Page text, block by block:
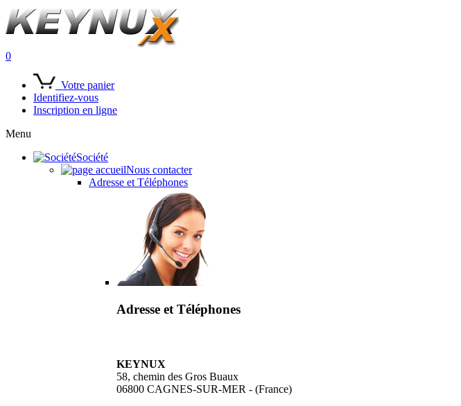
0
Votre panier
Identifiez-vous
Inscription en ligne
Menu
Société
Nous contacter
Adresse et Téléphones
Adresse et Téléphones
KEYNUX
58, chemin des Gros Buaux
06800 CAGNES-SUR-MER - (France)